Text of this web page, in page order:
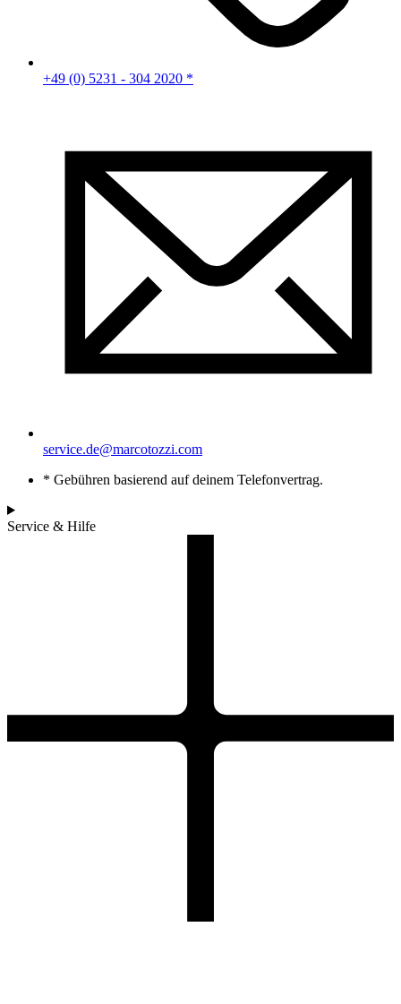
+49 (0) 5231 - 304 2020 *
service.de@marcotozzi.com
* Gebühren basierend auf deinem Telefonvertrag.
Service & Hilfe